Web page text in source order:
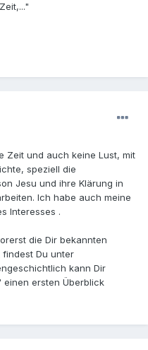
Zeit und auch keine Lust, mit
speziell die
Jesu und ihre Klärung in
Ich habe auch meine
Interesses .
die Dir bekannten
findest Du unter
kann Dir
einen ersten Überblick